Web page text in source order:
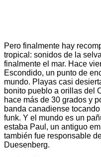
Pero finalmente hay
tropical: sonidos de la
finalmente el mar. Hace
Escondido, un punto de
mundo. Playas casi
bonito pueblo a orillas del
hace más de 30 grados y
banda canadiense
funk. Y el mundo es un
estaba Paul, un antiguo
también fue responsable
Duesenberg.